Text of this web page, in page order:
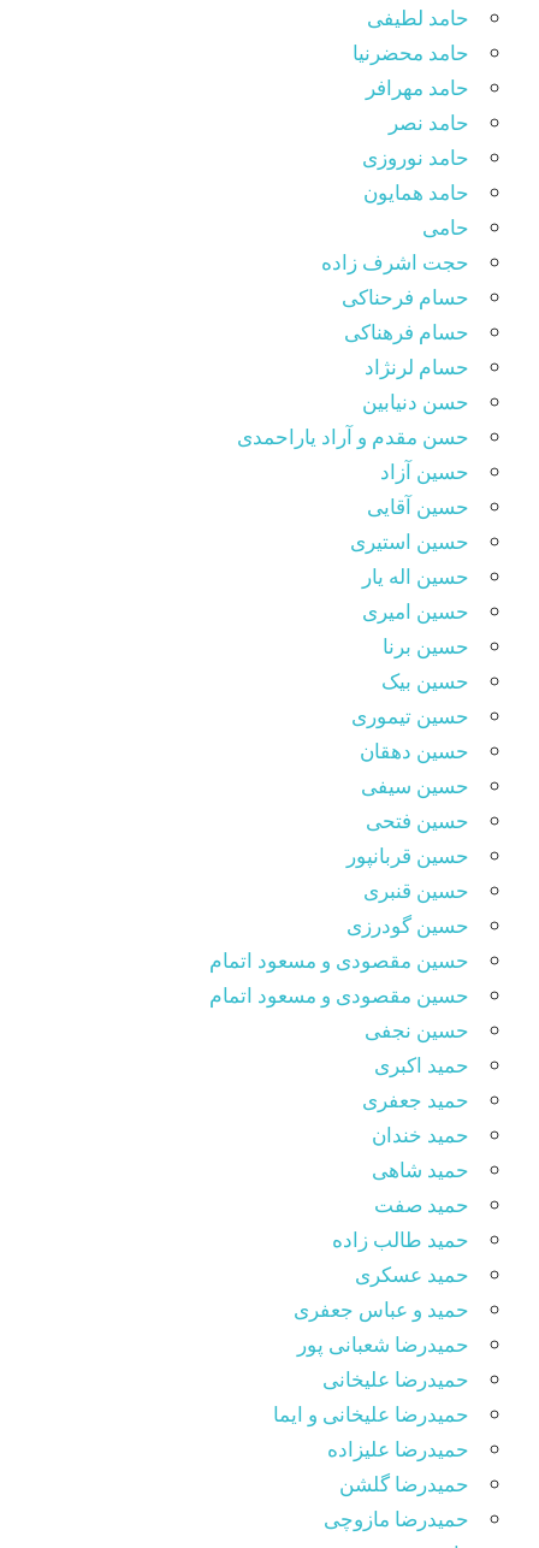
حامد لطیفی
حامد محضرنیا
حامد مهرافر
حامد نصر
حامد نوروزی
حامد همایون
حامی
حجت اشرف زاده
حسام فرحناکی
حسام فرهناکی
حسام لرنژاد
حسن دنیابین
حسن مقدم و آراد یاراحمدی
حسین آزاد
حسین آقایی
حسین استیری
حسین اله یار
حسین امیری
حسین برنا
حسین بیک
حسین تیموری
حسین دهقان
حسین سیفی
حسین فتحی
حسین قربانپور
حسین قنبری
حسین گودرزی
حسین مقصودى و مسعود اتمام
حسین مقصودی و مسعود اتمام
حسین نجفی
حمید اکبری
حمید جعفری
حمید خندان
حمید شاهی
حمید صفت
حمید طالب زاده
حمید عسکری
حمید و عباس جعفری
حمیدرضا شعبانی پور
حمیدرضا علیخانی
حمیدرضا علیخانی و ایما
حمیدرضا علیزاده
حمیدرضا گلشن
حمیدرضا مازوچی